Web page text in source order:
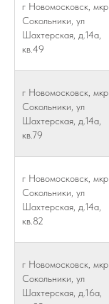
г Новомосковск, мкр
Сокольники, ул
Шахтерская, д.14а,
кв.49
г Новомосковск, мкр
Сокольники, ул
Шахтерская, д.14а,
кв.79
г Новомосковск, мкр
Сокольники, ул
Шахтерская, д.14а,
кв.82
г Новомосковск, мкр
Сокольники, ул
Шахтерская, д.16а,